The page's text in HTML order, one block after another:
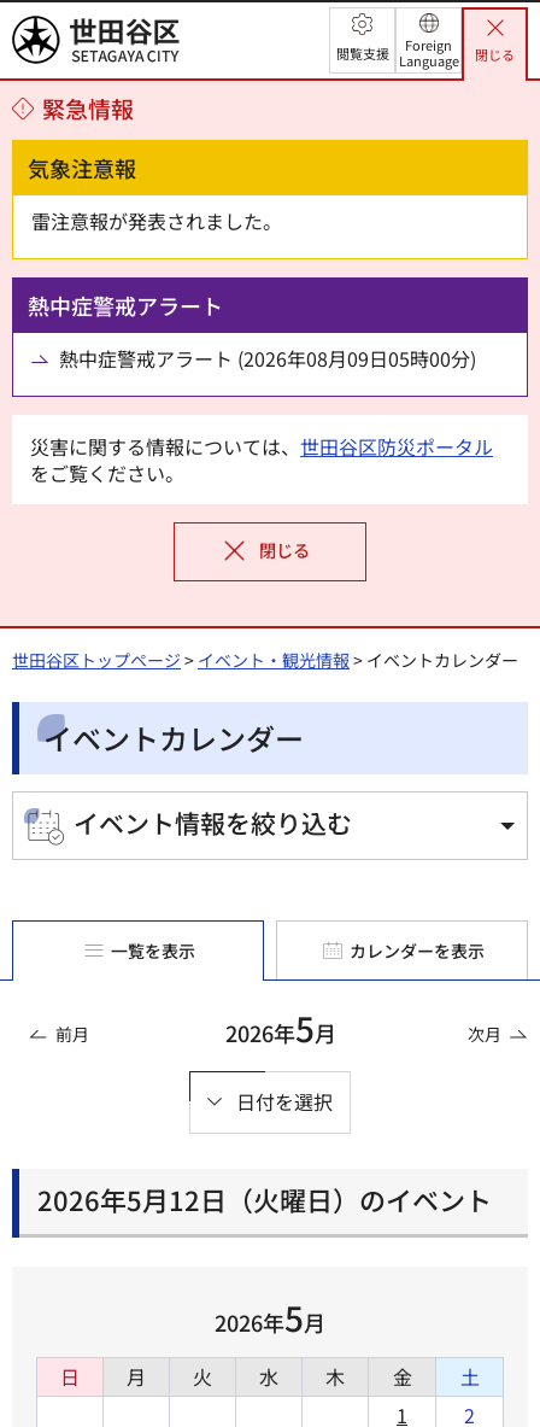
世田谷区 閲覧支援
Foreign
Language
閉じる
緊急情報
気象注意報
雷注意報が発表されました。
熱中症警戒アラート
熱中症警戒アラート (2026年08月09日05時00分)
災害に関する情報については、 世田谷区防災ポータル
をご覧ください。
閉じる
世田谷区トップページ > イベント・観光情報 > イベントカレンダー
イベントカレンダー
イベント情報を絞り込む
一覧を表示 カレンダーを表示
前月 2026年5月
日付を選択
次月
2026年5月12日（火曜日）のイベント
2026年5月
日 月 火 水 木 金
土
1
2